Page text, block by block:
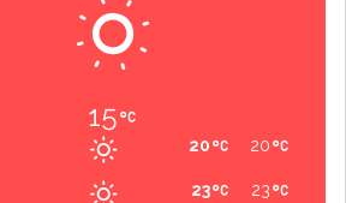
15
20
20
23
23